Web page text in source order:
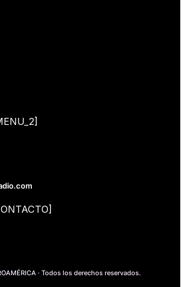
· Todos los derechos reservados.